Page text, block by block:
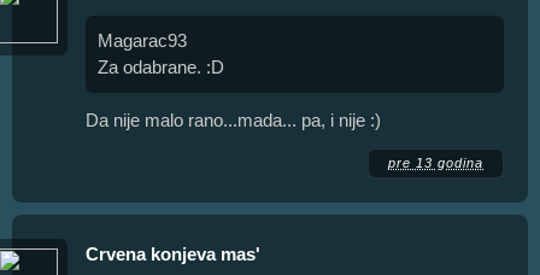
Magarac93
Za odabrane. :D
Da nije malo rano...mada... pa, i nije :)
pre 13 godina
Crvena konjeva mas'